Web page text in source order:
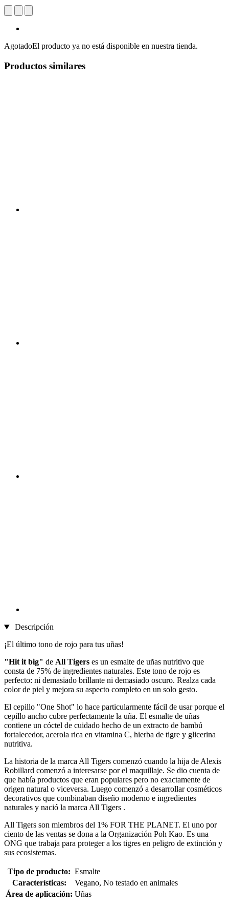
AgotadoEl producto ya no está disponible en nuestra tienda.
Productos similares
Descripción
¡El último tono de rojo para tus uñas!
"Hit it big" de All Tigers es un esmalte de uñas nutritivo que
consta de 75% de ingredientes naturales. Este tono de rojo es
perfecto: ni demasiado brillante ni demasiado oscuro. Realza cada
color de piel y mejora su aspecto completo en un solo gesto.
El cepillo "One Shot" lo hace particularmente fácil de usar porque el
cepillo ancho cubre perfectamente la uña. El esmalte de uñas
contiene un cóctel de cuidado hecho de un extracto de bambú
fortalecedor, acerola rica en vitamina C, hierba de tigre y glicerina
nutritiva.
La historia de la marca All Tigers comenzó cuando la hija de Alexis
Robillard comenzó a interesarse por el maquillaje. Se dio cuenta de
que había productos que eran populares pero no exactamente de
origen natural o viceversa. Luego comenzó a desarrollar cosméticos
decorativos que combinaban diseño moderno e ingredientes
naturales y nació la marca All Tigers .
All Tigers son miembros del 1% FOR THE PLANET. El uno por
ciento de las ventas se dona a la Organización Poh Kao. Es una
ONG que trabaja para proteger a los tigres en peligro de extinción y
sus ecosistemas.
Tipo de producto: Esmalte
Características:
Vegano, No testado en animales
Área de aplicación: Uñas